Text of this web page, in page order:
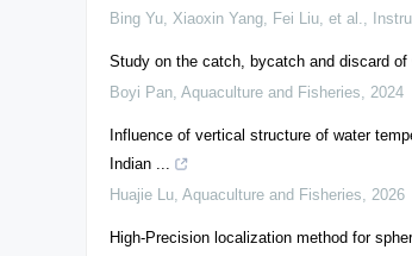
Bing Yu, Xiaoxin Yang, Fei Liu, et al.,
Study on the catch, bycatch and discard
Boyi Pan, Aquaculture and Fisheries, 2024
Influence of vertical structure of water
Indian ...
Huajie Lu, Aquaculture and Fisheries, 2026
High-Precision localization method for